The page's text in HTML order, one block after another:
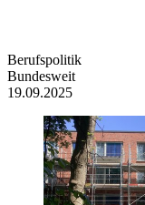
Berufspolitik
Bundesweit
19.09.2025